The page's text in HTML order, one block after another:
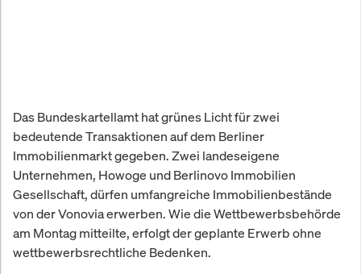
Das Bundeskartellamt hat grünes Licht für zwei
bedeutende Transaktionen auf dem Berliner
Immobilienmarkt gegeben. Zwei landeseigene
Unternehmen, Howoge und Berlinovo Immobilien
Gesellschaft, dürfen umfangreiche Immobilienbestände
von der Vonovia erwerben. Wie die Wettbewerbsbehörde
am Montag mitteilte, erfolgt der geplante Erwerb ohne
wettbewerbsrechtliche Bedenken.